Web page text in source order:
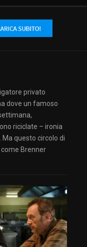
privato
dove un famoso
riciclate – ironia
questo circolo di
Brenner